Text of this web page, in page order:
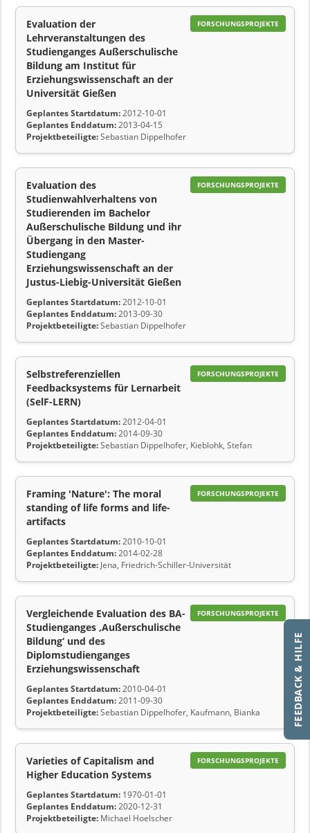
FEEDBACK & HILFE
FORSCHUNGSPROJEKTE
Evaluation der
Lehrveranstaltungen des
Studienganges Außerschulische
Bildung am Institut für
Erziehungswissenschaft an der
Universität Gießen
Geplantes Startdatum:2012-10-01
Geplantes Enddatum:2013-04-15
Projektbeteiligte:Sebastian Dippelhofer
FORSCHUNGSPROJEKTE
Evaluation des
Studienwahlverhaltens von
Studierenden im Bachelor
Außerschulische Bildung und ihr
Übergang in den Master-
Studiengang
Erziehungswissenschaft an der
Justus-Liebig-Universität Gießen
Geplantes Startdatum:2012-10-01
Geplantes Enddatum:2013-09-30
Projektbeteiligte:Sebastian Dippelhofer
FORSCHUNGSPROJEKTE
Selbstreferenziellen
Feedbacksystems für Lernarbeit
(SelF-LERN)
Geplantes Startdatum:2012-04-01
Geplantes Enddatum:2014-09-30
Projektbeteiligte:Sebastian Dippelhofer, Kieblohk, Stefan
FORSCHUNGSPROJEKTE
Framing 'Nature': The moral
standing of life forms and life-
artifacts
Geplantes Startdatum:2010-10-01
Geplantes Enddatum:2014-02-28
Projektbeteiligte: Jena, Friedrich-Schiller-Universität
FORSCHUNGSPROJEKTE
Vergleichende Evaluation des BA-
Studienganges ‚Außerschulische
Bildung‘ und des
Diplomstudienganges
Erziehungswissenschaft
Geplantes Startdatum:2010-04-01
Geplantes Enddatum:2011-09-30
Projektbeteiligte:Sebastian Dippelhofer, Kaufmann, Bianka
FORSCHUNGSPROJEKTE
Varieties of Capitalism and
Higher Education Systems
Geplantes Startdatum: 1970-01-01
Geplantes Enddatum:2020-12-31
Projektbeteiligte: Michael Hoelscher